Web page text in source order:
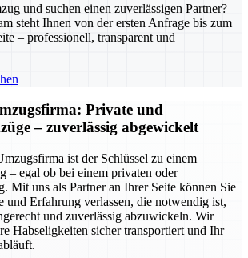
und suchen einen zuverlässigen Partner?
steht Ihnen von der ersten Anfrage bis zum
– professionell, transparent und
Private und
– zuverlässig abgewickelt
ist der Schlüssel zu einem
– egal ob bei einem privaten oder
Mit uns als Partner an Ihrer Seite können Sie
und Erfahrung verlassen, die notwendig ist,
und zuverlässig abzuwickeln. Wir
Habseligkeiten sicher transportiert und Ihr